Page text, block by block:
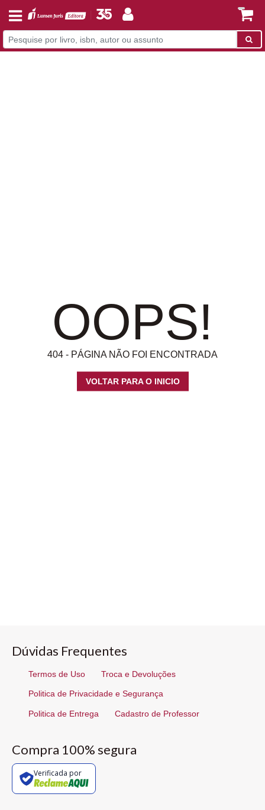
OOPS!
404 - PÁGINA NÃO FOI ENCONTRADA
VOLTAR PARA O INICIO
Dúvidas Frequentes
Termos de Uso Troca e Devoluções
Politica de Privacidade e Segurança
Politica de Entrega Cadastro de Professor
Compra 100% segura
Verificada por